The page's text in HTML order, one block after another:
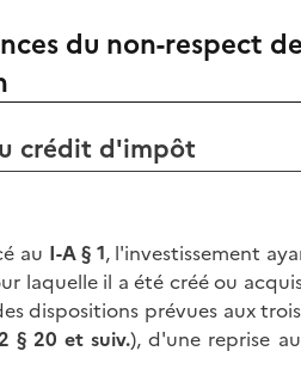
du non-respect
crédit d'impôt
au I-A § 1, l'investissement
laquelle il a été créé ou
dispositions prévues aux
§ 20 et suiv.), d'une reprise